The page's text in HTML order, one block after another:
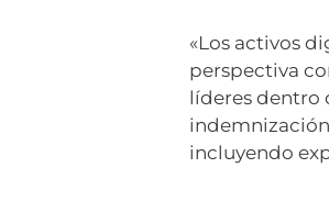
«Los activos
perspectiva
líderes dentro
incluyendo